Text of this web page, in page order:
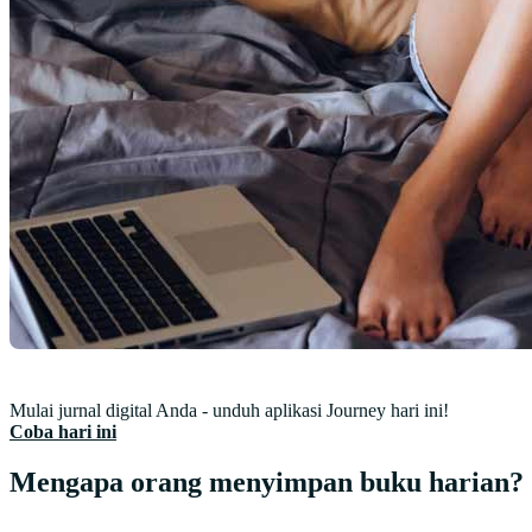
Mulai jurnal digital Anda - unduh aplikasi Journey hari ini!
Coba hari ini
Mengapa orang menyimpan buku harian?